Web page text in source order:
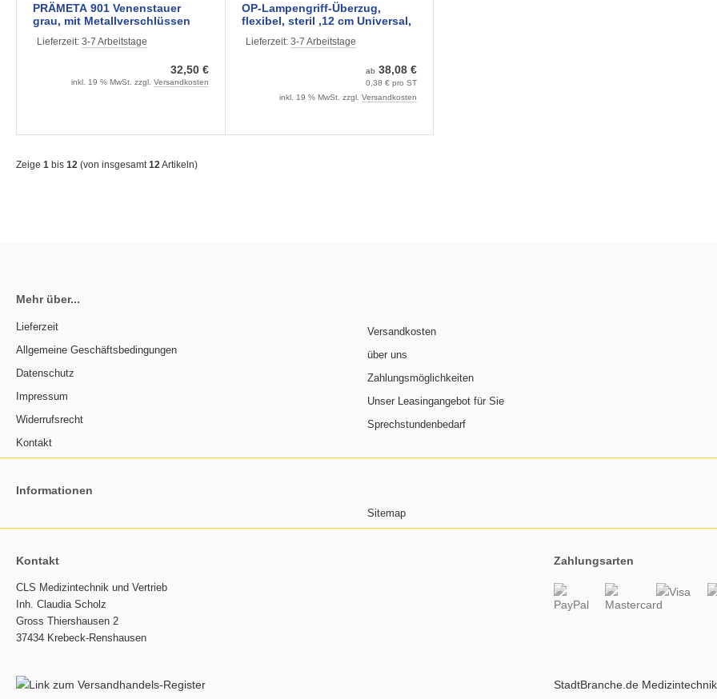
PRÄMETA 901 Venenstauer
grau, mit Metallverschlüssen
Lieferzeit: 3-7 Arbeitstage
32,50 €
inkl. 19 % MwSt. zzgl. Versandkosten
OP-Lampengriff-Überzug,
flexibel, steril ,12 cm Universal,
Stück)
Lieferzeit: 3-7 Arbeitstage
ab 38,08 €
0,38 € pro ST
inkl. 19 % MwSt. zzgl.Versandkosten
Zeige 1 bis 12 (von insgesamt12Artikeln)
Kontakt
CLS Medizintechnik und Vertrieb
Inh. Claudia Scholz
Gross Thiershausen 2
37434 Krebeck-Renshausen
Mehr über...
Lieferzeit
Allgemeine Geschäftsbedingungen
Datenschutz
Impressum
Widerrufsrecht
Kontakt
Versandkosten
über uns
Zahlungsmöglichkeiten
Unser Leasingangebot für Sie
Sprechstundenbedarf
Informationen
Sitemap
Zahlungsarten
StadtBranche.de